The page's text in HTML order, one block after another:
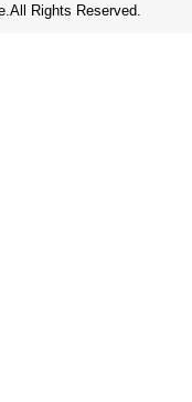
Rights Reserved.